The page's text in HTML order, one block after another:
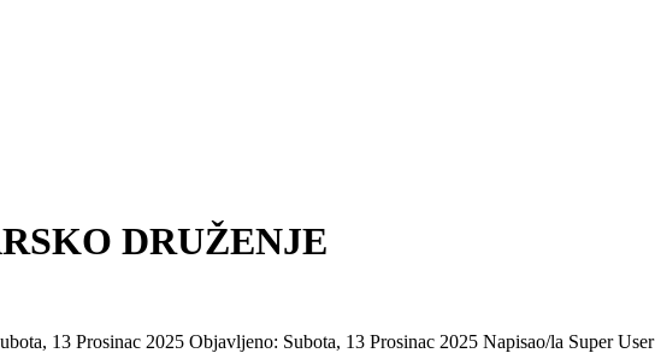
DRUŽENJE
13 Prosinac 2025 Objavljeno: Subota, 13 Prosinac 2025 Napisao/la Super User